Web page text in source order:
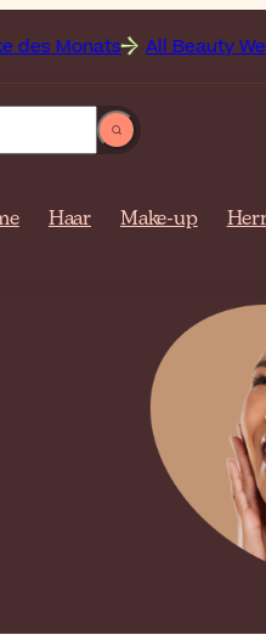
Beauty Weekend: Bis zu 50
Haar Make-up